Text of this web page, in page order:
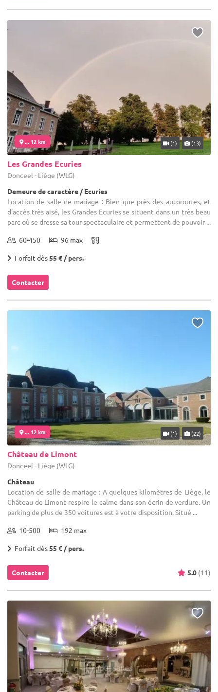
... 12 km (1) (13)
Les Grandes Ecuries
Donceel - Liège (WLG)
Demeure de caractère / Ecuries
Location de salle de mariage : Bien que près des autoroutes, et
d'accès très aisé, les Grandes Ecuries se situent dans un très beau
parc où se dresse sa tour spectaculaire et permettent de pouvoir ...
60-450 96 max
Forfait dès55 € / pers.
Contacter
... 12 km (1) (22)
Château de Limont
Donceel - Liège (WLG)
Château
Location de salle de mariage : A quelques kilomètres de Liège, le
Château de Limont respire le calme dans son écrin de verdure. Un
parking de plus de 350 voitures est à votre disposition. Situé ...
10-500 192 max
Forfait dès55 € / pers.
Contacter 5.0 (11)